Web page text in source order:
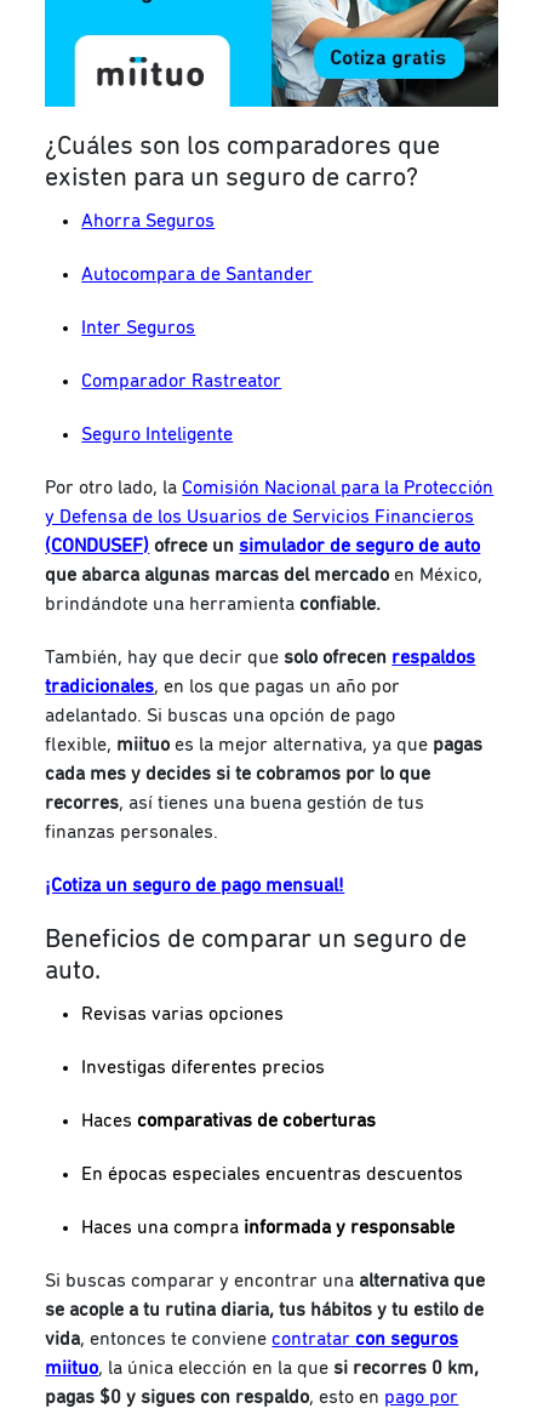
¿Cuáles son los comparadores que
existen para un seguro de carro?
Ahorra Seguros
Autocompara de Santander
Inter Seguros
Comparador Rastreator
Seguro Inteligente
Por otro lado, la Comisión Nacional para la Protección
y Defensa de los Usuarios de Servicios Financieros
(CONDUSEF) ofrece unsimulador de seguro de auto
que abarca algunas marcas del mercado en México,
brindándote una herramienta confiable.
También, hay que decir quesolo ofrecen respaldos
tradicionales, en los que pagas un año por
adelantado. Si buscas una opción de pago
flexible, miituo es la mejor alternativa, ya que pagas
cada mes y decides si te cobramos por lo que
recorres, así tienes una buena gestión de tus
finanzas personales.
¡Cotiza un seguro de pago mensual!
Beneficios de comparar un seguro de
auto.
Revisas varias opciones
Investigas diferentes precios
Hacescomparativas de coberturas
En épocas especiales encuentras descuentos
Haces una compra informada y responsable
Si buscas comparar y encontrar una alternativa que
se acople a tu rutina diaria, tus hábitos y tu estilo de
vida, entonces te convienecontratar con seguros
miituo, la única elección en la quesi recorres 0 km,
pagas $0 y sigues con respaldo, esto en pago por